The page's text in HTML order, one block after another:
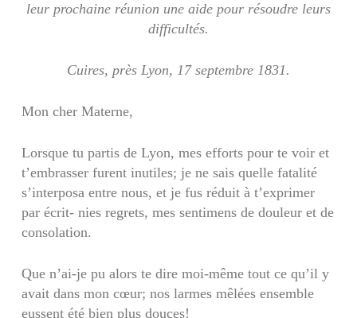
leur prochaine réunion une aide pour résoudre leurs
difficultés.
Cuires, près Lyon, 17 septembre 1831.
Mon cher Materne,
Lorsque tu partis de Lyon, mes efforts pour te voir et
t’embrasser furent inutiles; je ne sais quelle fatalité
s’interposa entre nous, et je fus réduit à t’exprimer
par écrit- nies regrets, mes sentimens de douleur et de
consolation.
Que n’ai-je pu alors te dire moi-même tout ce qu’il y
avait dans mon cœur; nos larmes mêlées ensemble
eussent été bien plus douces!